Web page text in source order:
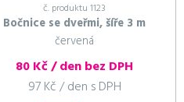
č. produktu 1123
Bočnice se dveřmi, šíře 3 m
červená
80 Kč / den bez DPH
97 Kč / den s DPH